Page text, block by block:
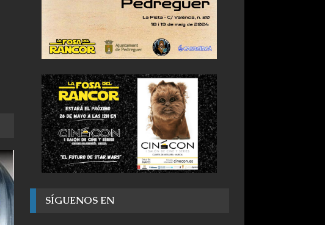
SÍGUENOS EN